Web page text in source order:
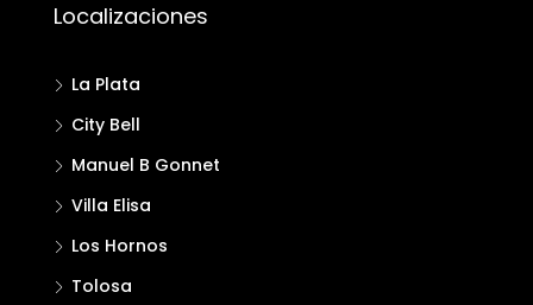
Localizaciones
La Plata
City Bell
Manuel B Gonnet
Villa Elisa
Los Hornos
Tolosa